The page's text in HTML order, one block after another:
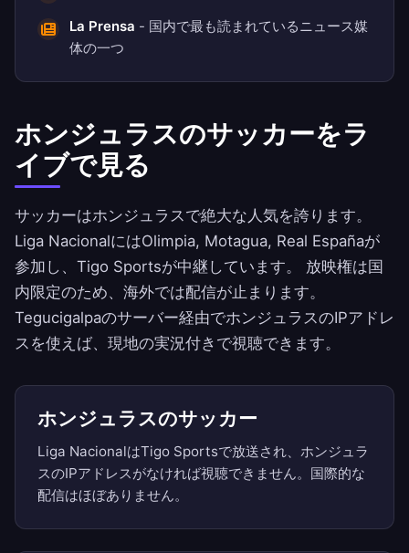
La Prensa - 国内で最も読まれているニュース媒
体の一つ
ホンジュラスのサッカーをラ
イブで見る
サッカーはホンジュラスで絶大な人気を誇ります。
Liga NacionalにはOlimpia, Motagua, Real Españaが
参加し、Tigo Sportsが中継しています。 放映権は国
内限定のため、海外では配信が止まります。
Tegucigalpaのサーバー経由でホンジュラスのIPアドレ
スを使えば、現地の実況付きで視聴できます。
ホンジュラスのサッカー
Liga NacionalはTigo Sportsで放送され、ホンジュラ
スのIPアドレスがなければ視聴できません。国際的な
配信はほぼありません。